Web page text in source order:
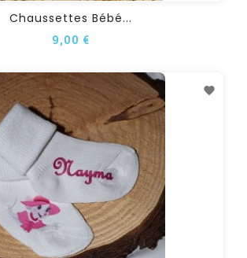
Chaussettes Bébé...
9,00 €